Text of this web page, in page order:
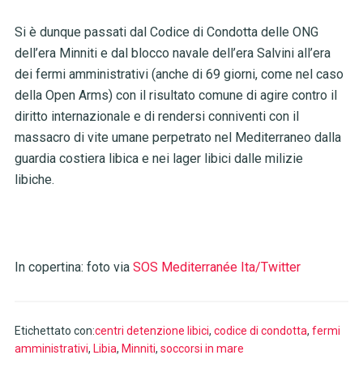
Si è dunque passati dal Codice di Condotta delle ONG
dell’era Minniti e dal blocco navale dell’era Salvini all’era
dei fermi amministrativi (anche di 69 giorni, come nel caso
della Open Arms) con il risultato comune di agire contro il
diritto internazionale e di rendersi conniventi con il
massacro di vite umane perpetrato nel Mediterraneo dalla
guardia costiera libica e nei lager libici dalle milizie
libiche.
In copertina: foto via SOS Mediterranée Ita/Twitter
Etichettato con:centri detenzione libici, codice di condotta, fermi
amministrativi, Libia, Minniti, soccorsi in mare